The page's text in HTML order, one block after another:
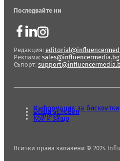
Последвайте ни
Редакция:
Реклама: sales@influencermedia.bg
Съпорт:
Всички права запазени © 2024
Информация за бисквитки
Общи условия
Реклама
Кой и защо